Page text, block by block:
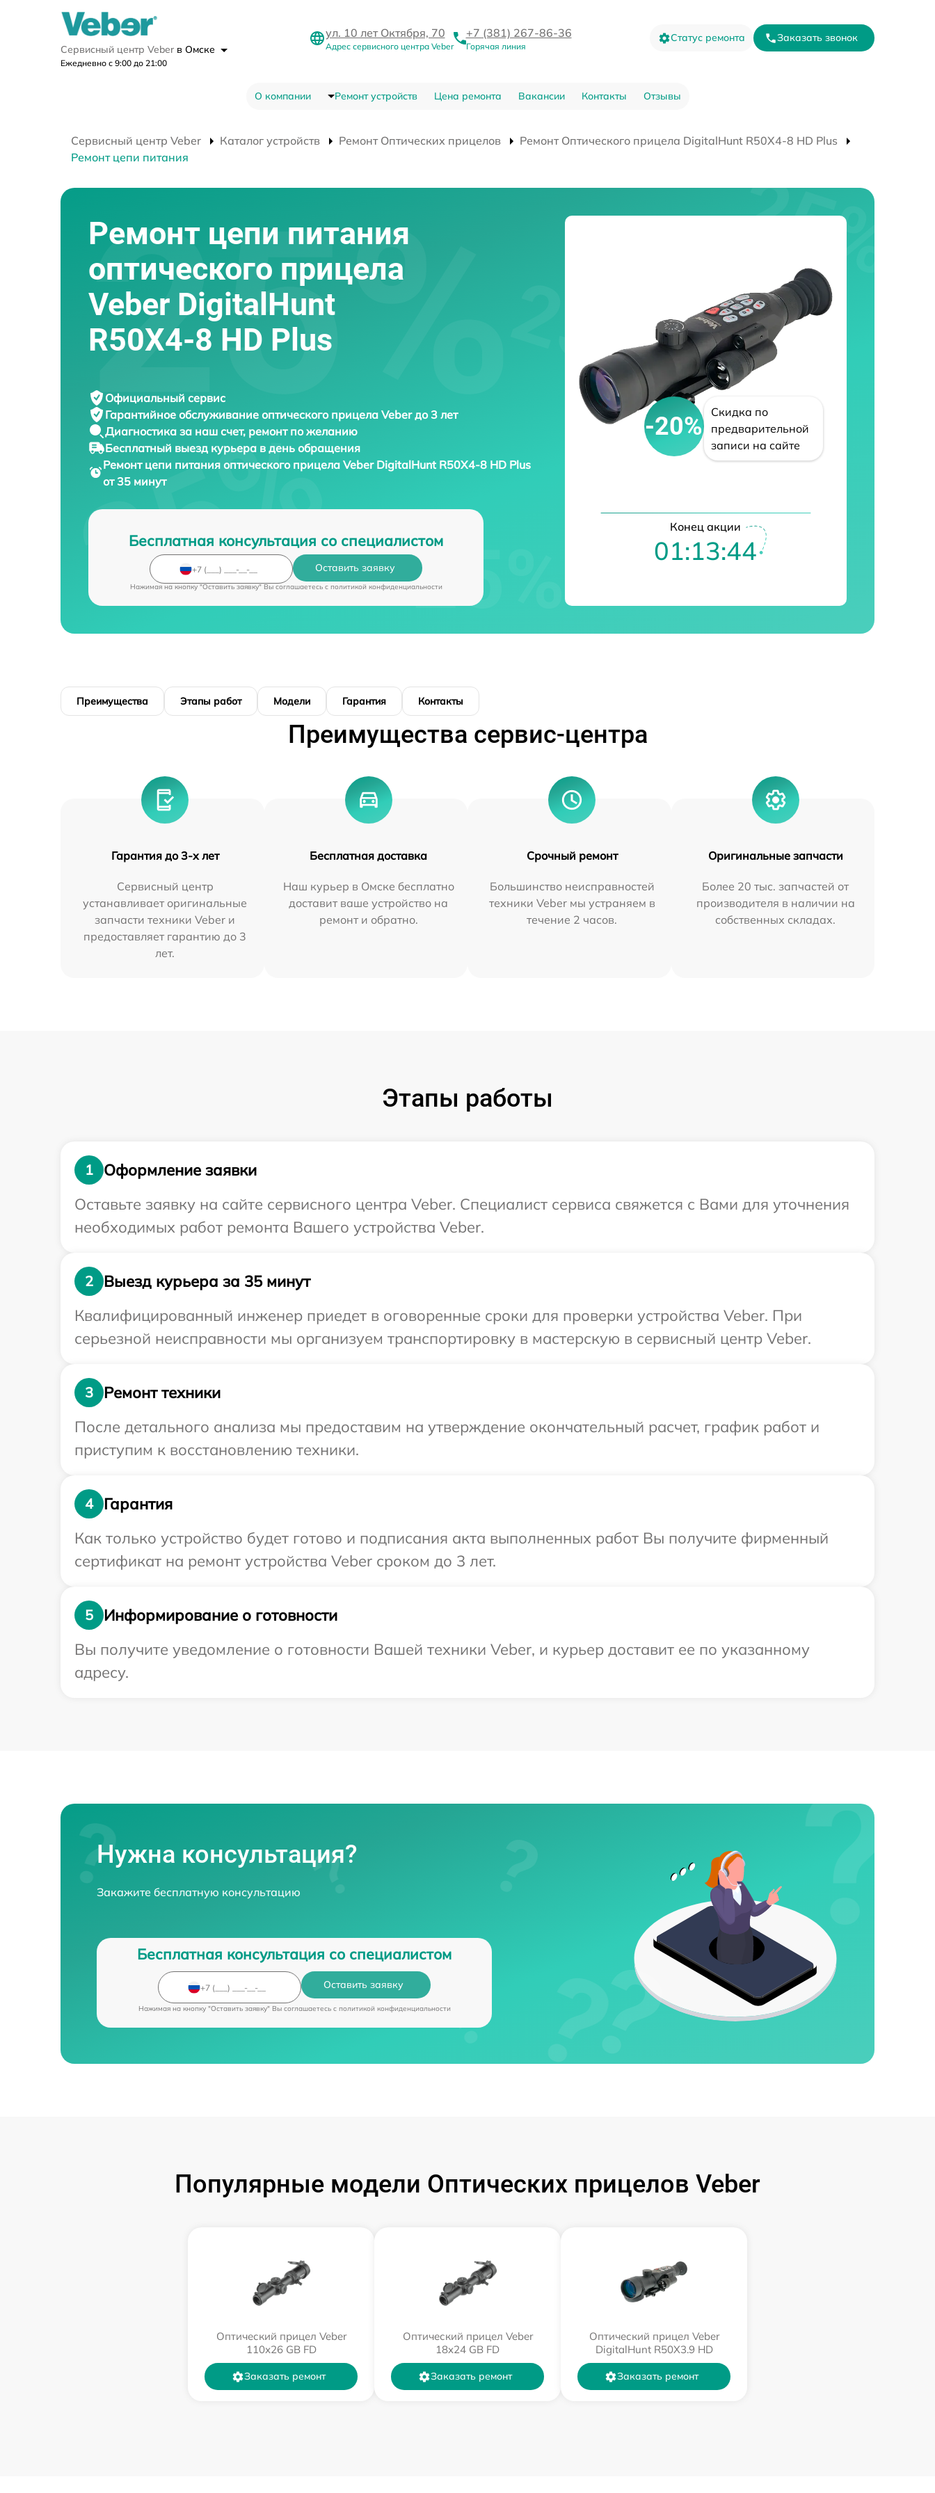
Сервисный центр Veber в Омске
Ежедневно с 9:00 до 21:00
ул. 10 лет Октября, 70
Адрес сервисного центра Veber
+7 (381) 267-86-36
Горячая линия
Статус ремонта Заказать звонок
О компании Ремонт устройств Цена ремонта Вакансии Контакты Отзывы
Сервисный центр Veber Каталог устройств Ремонт Оптических прицелов
Ремонт Оптического прицела DigitalHunt R50X4-8 HD Plus
Ремонт цепи питания
Ремонт цепи питания
оптического прицела
Veber DigitalHunt
R50X4-8 HD Plus
Официальный сервис
Гарантийное обслуживание оптического прицела Veber до 3 лет
Диагностика за наш счет, ремонт по желанию
Бесплатный выезд курьера в день обращения
Ремонт цепи питания оптического прицелаVeber DigitalHunt R50X4-8 HD Plus
от 35 минут
Бесплатная консультация со специалистом
Оставить заявку
Нажимая на кнопку "Оставить заявку" Вы соглашаетесь c политикой конфиденциальности
-20%
Скидка по
предварительной
записи на сайте
Конец акции
01:13:43
Преимущества Этапы работ Модели Гарантия Контакты
Преимущества сервис-центра
Гарантия до 3-х лет
Сервисный центр
устанавливает оригинальные
запчасти техники Veber и
предоставляет гарантию до 3
лет.
Бесплатная доставка
Наш курьер в Омске бесплатно
доставит ваше устройство на
ремонт и обратно.
Срочный ремонт
Большинство неисправностей
техники Veber мы устраняем в
течение 2 часов.
Оригинальные запчасти
Более 20 тыс. запчастей от
производителя в наличии на
собственных складах.
Этапы работы
1
Оформление заявки
Оставьте заявку на сайте сервисного центра Veber. Специалист сервиса свяжется с Вами для уточнения
необходимых работ ремонта Вашего устройства Veber.
2
Выезд курьера за 35 минут
Квалифицированный инженер приедет в оговоренные сроки для проверки устройства Veber. При
серьезной неисправности мы организуем транспортировку в мастерскую в сервисный центр Veber.
3
Ремонт техники
После детального анализа мы предоставим на утверждение окончательный расчет, график работ и
приступим к восстановлению техники.
4
Гарантия
Как только устройство будет готово и подписания акта выполненных работ Вы получите фирменный
сертификат на ремонт устройства Veber сроком до 3 лет.
5
Информирование о готовности
Вы получите уведомление о готовности Вашей техники Veber, и курьер доставит ее по указанному
адресу.
Нужна консультация?
Закажите бесплатную консультацию
Бесплатная консультация со специалистом
Оставить заявку
Нажимая на кнопку "Оставить заявку" Вы соглашаетесь c политикой конфиденциальности
Популярные модели Оптических прицелов Veber
Оптический прицел Veber
110х26 GB FD
Заказать ремонт
Оптический прицел Veber
18x24 GB FD
Заказать ремонт
Оптический прицел Veber
DigitalHunt R50X3.9 HD
Заказать ремонт